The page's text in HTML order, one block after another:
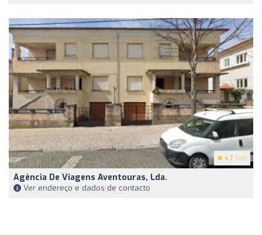
4.7 (48)
Agência De Viagens Aventouras, Lda.
Ver endereço e dados de contacto